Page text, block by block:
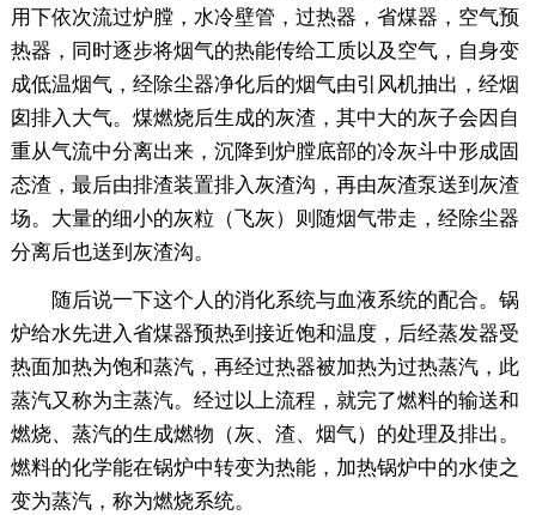
用下依次流过炉膛，水冷壁管，过热器，省煤器，空气预
热器，同时逐步将烟气的热能传给工质以及空气，自身变
成低温烟气，经除尘器净化后的烟气由引风机抽出，经烟
囱排入大气。煤燃烧后生成的灰渣，其中大的灰子会因自
重从气流中分离出来，沉降到炉膛底部的冷灰斗中形成固
态渣，最后由排渣装置排入灰渣沟，再由灰渣泵送到灰渣
场。大量的细小的灰粒（飞灰）则随烟气带走，经除尘器
分离后也送到灰渣沟。
随后说一下这个人的消化系统与血液系统的配合。锅
炉给水先进入省煤器预热到接近饱和温度，后经蒸发器受
热面加热为饱和蒸汽，再经过热器被加热为过热蒸汽，此
蒸汽又称为主蒸汽。经过以上流程，就完了燃料的输送和
燃烧、蒸汽的生成燃物（灰、渣、烟气）的处理及排出。
燃料的化学能在锅炉中转变为热能，加热锅炉中的水使之
变为蒸汽，称为燃烧系统。